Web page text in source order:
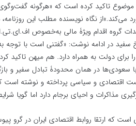
موضوع تاکید کرده است که «هرگونه
می‌کند.»از نگاه نویسنده مطلب این
گروه اقدام ویژۀ مالی به‌خصوص
سفید در ادامه نوشت: «گفتنی است با
برای دولت به همراه دارد. هم میهن تاکید
سعودی‌ها در همان محدودۀ تبادل سفیر و
اقتصادی و سیاسی پرداخته و نوشته است
مذاکرات و احیای برجام دارد اما گویا